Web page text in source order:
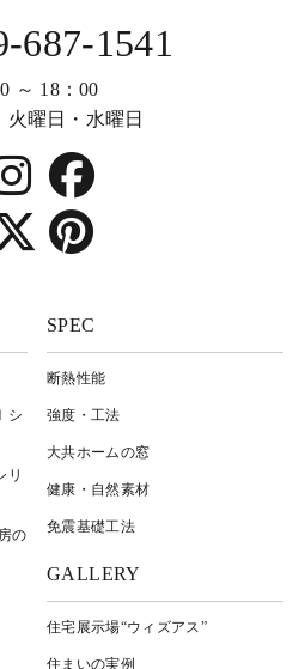
687-1541
～ 18：00
火曜日・水曜日
シ
リ
の
SPEC
断熱性能
強度・工法
大共ホームの窓
健康・自然素材
免震基礎工法
GALLERY
住宅展示場“ウィズアス”
住まいの実例